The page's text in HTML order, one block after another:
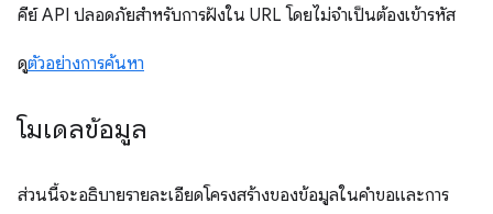
คีย์ API ปลอดภัยสำหรับการฝังใน URL โดยไม่จำเป็นต้องเข้ารหัส
ดูตัวอย่างการค้นหา
โมเดลข้อมูล
ส่วนนี้จะอธิบายรายละเอียดโครงสร้างของข้อมูลในคำขอและการ